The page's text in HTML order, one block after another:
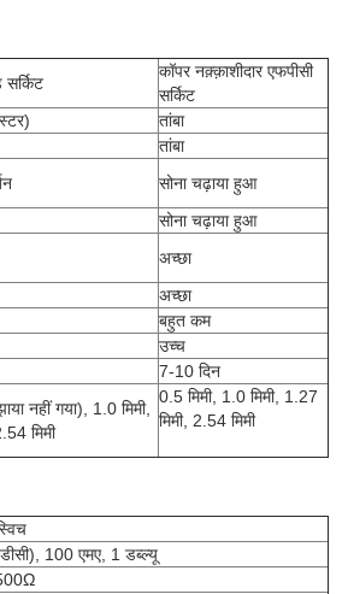
सर्किट
कॉपर नक़्क़ाशीदार एफपीसी
सर्किट
तांबा
तांबा
सोना चढ़ाया हुआ
सोना चढ़ाया हुआ
अच्छा
अच्छा
बहुत कम
उच्च
7-10 दिन
नहीं गया), 1.0 मिमी,
मिमी
0.5 मिमी, 1.0 मिमी, 1.27
मिमी, 2.54 मिमी
100 एमए, 1 डब्ल्यू